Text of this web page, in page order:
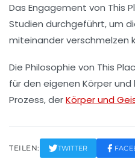
Das Engagement von This
Studien durchgeführt, um
miteinander verschmelzen
Die Philosophie von This
für den eigenen Körper
Prozess, derKörper und
TEILEN: TWITTER